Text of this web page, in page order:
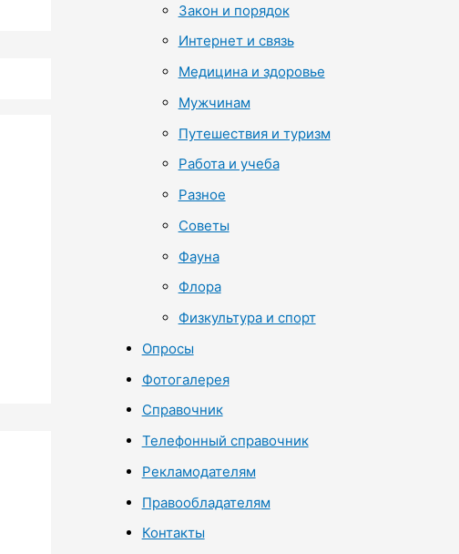
Закон и порядок
Интернет и связь
Медицина и здоровье
Мужчинам
Путешествия и туризм
Работа и учеба
Разное
Советы
Фауна
Флора
Физкультура и спорт
Опросы
Фотогалерея
Справочник
Телефонный справочник
Рекламодателям
Правообладателям
Контакты